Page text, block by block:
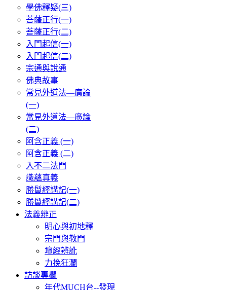
學佛釋疑(三)
菩薩正行(一)
菩薩正行(二)
入門起信(一)
入門起信(二)
宗通與說通
佛典故事
常見外道法—廣論
(一)
常見外道法—廣論
(二)
阿含正義 (一)
阿含正義 (二)
入不二法門
識蘊真義
勝鬘經講記(一)
勝鬘經講記(二)
法義辨正
明心與初地釋
宗門與教門
壇經辨訛
力挽狂瀾
訪談專欄
年代MUCH台--發現